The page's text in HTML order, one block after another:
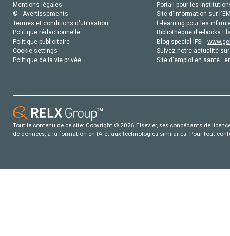
Mentions légales
© - Avertissements
Termes et conditions d'utilisation
Politique rédactionnelle
Politique publicitaire
Cookie settings
Politique de la vie privée
Portail pour les
Site d'information sur
E-learning pour les
Bibliothèque d'e-books
Blog special IFSI :
Suivez notre actualité
Site d'emploi en santé :
Tout le contenu de ce site: Copyright © 2026 Elsevier, ses concédants de
de données, a la formation en IA et aux technologies similaires. Pour tout